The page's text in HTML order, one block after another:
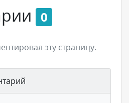
0
эту страницу.